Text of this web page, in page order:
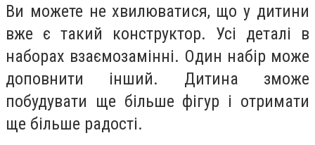
Ви можете не хвилюватися, що у дитини
вже є такий конструктор. Усі деталі в
наборах взаємозамінні. Один набір може
доповнити інший. Дитина зможе
побудувати ще більше фігур і отримати
ще більше радості.